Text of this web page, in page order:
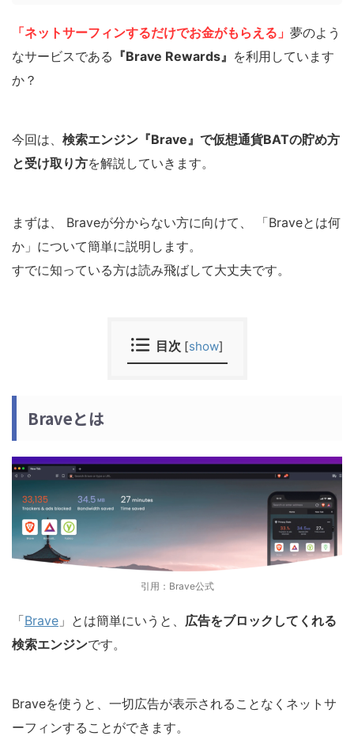
「ネットサーフィンするだけでお金がもらえる」 夢のよう
なサービスである 『Brave Rewards』 を利用しています
か？
今回は、 検索エンジン『Brave』で仮想通貨BATの貯め方
と受け取り方を解説していきます。
まずは、 Braveが分からない方に向けて、 「Braveとは何
か」について簡単に説明します。
すでに知っている方は読み飛ばして大丈夫です。
目次 [show]
Braveとは
引用：Brave公式
「Brave 」とは簡単にいうと、 広告をブロックしてくれる
検索エンジンです。
Braveを使うと、一切広告が表示されることなくネットサ
ーフィンすることができます。